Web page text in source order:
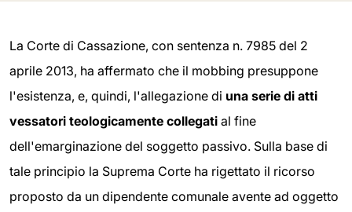
La Corte di Cassazione, con sentenza n. 7985 del 2
aprile 2013, ha affermato che il mobbing presuppone
l'esistenza, e, quindi, l'allegazione di una serie di atti
vessatori teologicamente collegati al fine
dell'emarginazione del soggetto passivo. Sulla base di
tale principio la Suprema Corte ha rigettato il ricorso
proposto da un dipendente comunale avente ad oggetto